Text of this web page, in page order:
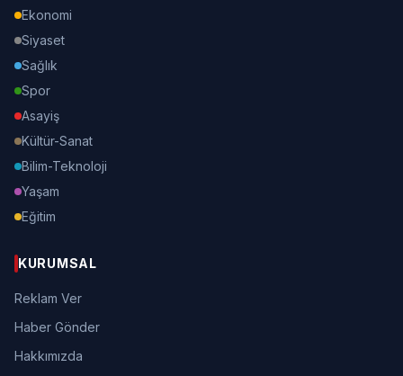
Ekonomi
Siyaset
Sağlık
Spor
Asayiş
Kültür-Sanat
Bilim-Teknoloji
Yaşam
Eğitim
KURUMSAL
Reklam Ver
Haber Gönder
Hakkımızda